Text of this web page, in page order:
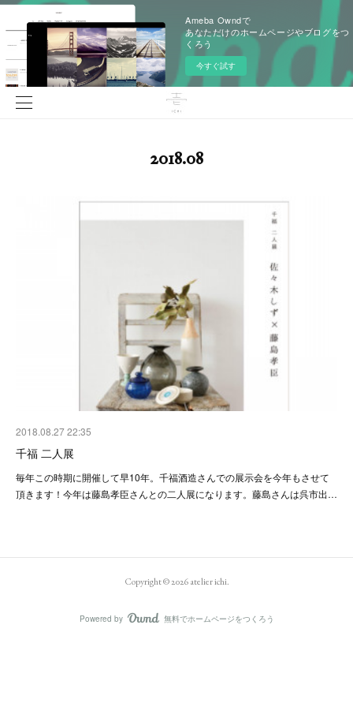
Ameba Owndで
あなただけのホームページやブログをつ
くろう
今すぐ試す
2018.08
2018.08.27 22:35
千福 二人展
毎年この時期に開催して早10年。千福酒造さんでの展示会を今年もさせて
頂きます！今年は藤島孝臣さんとの二人展になります。藤島さんは呉市出…
Copyright ©2026atelier ichi.
Powered by AmebaOwnd
無料でホームページをつくろう